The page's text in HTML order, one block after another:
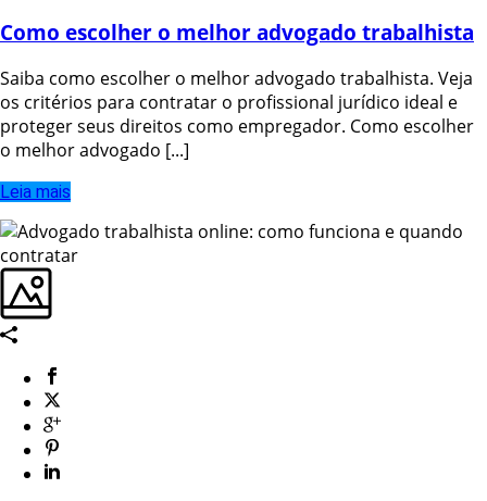
Como escolher o melhor advogado trabalhista
Saiba como escolher o melhor advogado trabalhista. Veja
os critérios para contratar o profissional jurídico ideal e
proteger seus direitos como empregador. Como escolher
o melhor advogado [...]
Leia mais